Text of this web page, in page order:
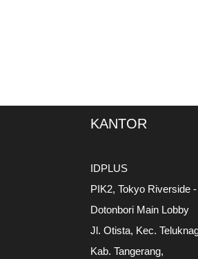
KANTOR
IDPLUS
PIK2, Tokyo Riverside -
Dotonbori Main Lobby
Jl. Otista, Kec.
Kab. Tangerang,